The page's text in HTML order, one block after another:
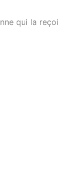
qui la